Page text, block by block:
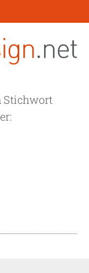
Stichwort